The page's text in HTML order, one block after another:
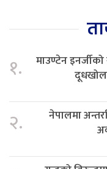
१.
माउण्टेन
२.
नेपालमा